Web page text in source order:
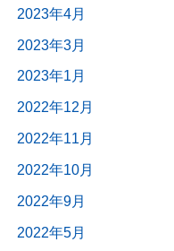
2023年4月
2023年3月
2023年1月
2022年12月
2022年11月
2022年10月
2022年9月
2022年5月